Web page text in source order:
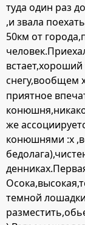
туда один раз
,и звала
50км от
снегу,вообщем
приятное
же
конюшнями :x
темной